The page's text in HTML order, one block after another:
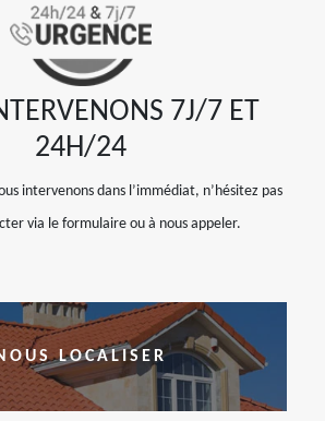
7J/7 ET
24H/24
intervenons dans l’immédiat, n’hésitez pas
via le formulaire ou à nous appeler.
LOCALISER